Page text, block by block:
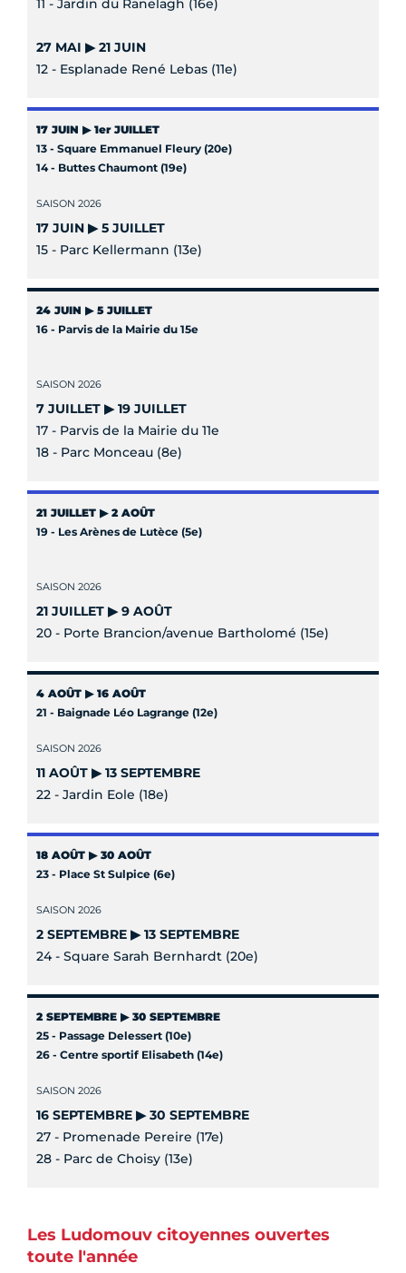
11 - Jardin du Ranelagh (16e)
27 MAI ▶ 21 JUIN
12 - Esplanade René Lebas (11e)
17 JUIN ▶ 1er JUILLET
13 - Square Emmanuel Fleury (20e)
14 - Buttes Chaumont (19e)
SAISON 2026
17 JUIN ▶ 5 JUILLET
15 - Parc Kellermann (13e)
24 JUIN ▶ 5 JUILLET
16 - Parvis de la Mairie du 15e
SAISON 2026
7 JUILLET ▶ 19 JUILLET
17 - Parvis de la Mairie du 11e
18 - Parc Monceau (8e)
21 JUILLET ▶ 2 AOÛT
19 - Les Arènes de Lutèce (5e)
SAISON 2026
21 JUILLET ▶ 9 AOÛT
20 - Porte Brancion/avenue Bartholomé (15e)
4 AOÛT ▶ 16 AOÛT
21 - Baignade Léo Lagrange (12e)
SAISON 2026
11 AOÛT ▶ 13 SEPTEMBRE
22 - Jardin Eole (18e)
18 AOÛT ▶ 30 AOÛT
23 - Place St Sulpice (6e)
SAISON 2026
2 SEPTEMBRE ▶ 13 SEPTEMBRE
24 - Square Sarah Bernhardt (20e)
2 SEPTEMBRE ▶ 30 SEPTEMBRE
25 - Passage Delessert (10e)
26 - Centre sportif Elisabeth (14e)
SAISON 2026
16 SEPTEMBRE ▶ 30 SEPTEMBRE
27 - Promenade Pereire (17e)
28 - Parc de Choisy (13e)
Les Ludomouv citoyennes ouvertes
toute l'année